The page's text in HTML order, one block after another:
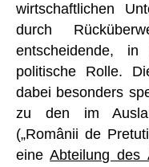
wirtschaftlichen
durch
entscheidende, in
politische Rolle.
dabei besonders
zu den im
(„Românii de
eineAbteilung des